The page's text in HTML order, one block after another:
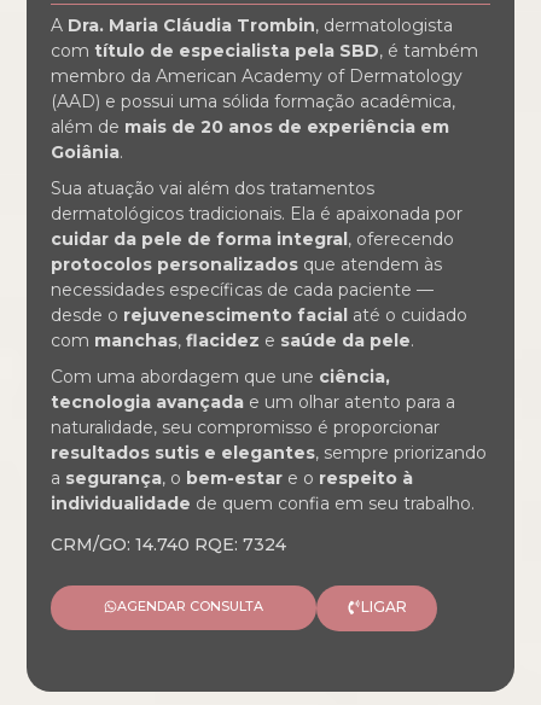
A Dra. Maria Cláudia Trombin, dermatologista
comtítulo de especialista pela SBD, é também
membro da American Academy of Dermatology
(AAD) e possui uma sólida formação acadêmica,
além de mais de 20 anos de experiência em
Goiânia.
Sua atuação vai além dos tratamentos
dermatológicos tradicionais. Ela é apaixonada por
cuidar da pele de forma integral , oferecendo
protocolos personalizados que atendem às
necessidades específicas de cada paciente —
desde o rejuvenescimento facial até o cuidado
com manchas,flacidez e saúde da pele.
Com uma abordagem que une ciência,
tecnologia avançada e um olhar atento para a
naturalidade, seu compromisso é proporcionar
resultados sutis e elegantes, sempre priorizando
a segurança, o bem-estar e o respeito à
individualidade de quem confia em seu trabalho.
CRM/GO: 14.740 RQE: 7324
AGENDAR CONSULTA LIGAR